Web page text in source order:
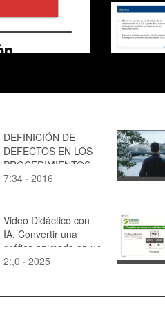
DEFINICIÓN DE
DEFECTOS EN LOS
PROCEDIMIENTOS
DE INSPECCIÓN DE
7:34 · 2016
Video Didáctico con
IA. Convertir una
gráfica animada en un
MP4
2:,0 · 2025